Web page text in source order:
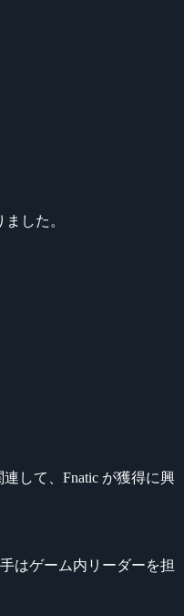
した。
連して、Fnatic が獲得に興
はゲーム内リーダーを担